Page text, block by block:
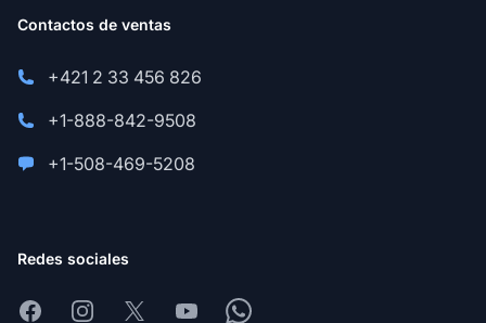
Contactos de ventas
+421 2 33 456 826
+1-888-842-9508
+1-508-469-5208
Redes sociales
FacebookInstagram
X YoutubeWhatsapp